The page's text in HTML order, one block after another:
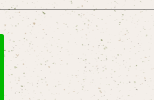
配送方法につ
まとめ
イル等）のご注文は厚紙補強＋封筒で折